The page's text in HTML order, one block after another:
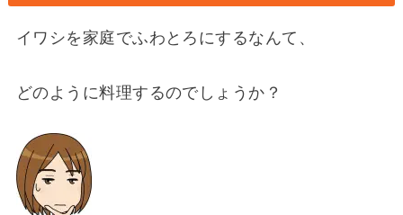
イワシを家庭でふわとろにするなんて、
どのように料理するのでしょうか？